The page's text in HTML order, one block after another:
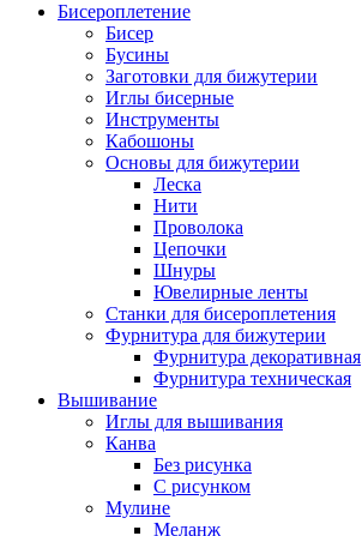
Бисероплетение
Бисер
Бусины
Заготовки для бижутерии
Иглы бисерные
Инструменты
Кабошоны
Основы для бижутерии
Леска
Нити
Проволока
Цепочки
Шнуры
Ювелирные ленты
Станки для бисероплетения
Фурнитура для бижутерии
Фурнитура декоративная
Фурнитура техническая
Вышивание
Иглы для вышивания
Канва
Без рисунка
С рисунком
Мулине
Меланж